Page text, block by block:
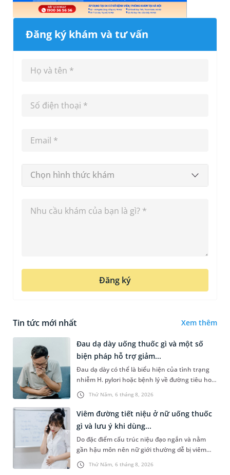
Đăng ký khám và tư vấn
Chọn hình thức khám
Đăng ký
Tin tức mới nhất Xem thêm
Thứ Năm, 6 tháng 8, 2026
Đau dạ dày uống thuốc gì và một số
biện pháp hỗ trợ giảm...
Đau dạ dày có thể là biểu hiện của tình trạng
nhiễm H. pylori hoặc bệnh lý về đường tiêu hoá
khác. Dựa theo nguyên nhân cụ thể, bác sĩ sẽ
cân nhắc chỉ định p...
Thứ Năm, 6 tháng 8, 2026
Viêm đường tiết niệu ở nữ uống thuốc
gì và lưu ý khi dùng...
Do đặc điểm cấu trúc niệu đạo ngắn và nằm
gần hậu môn nên nữ giới thường dễ bị viêm
đường tiết niệu hơn nam giới. Tùy theo nguyên
nhân, mức độ nhiễm trùng và...